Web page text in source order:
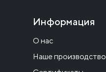
Информация
О нас
Наше производство